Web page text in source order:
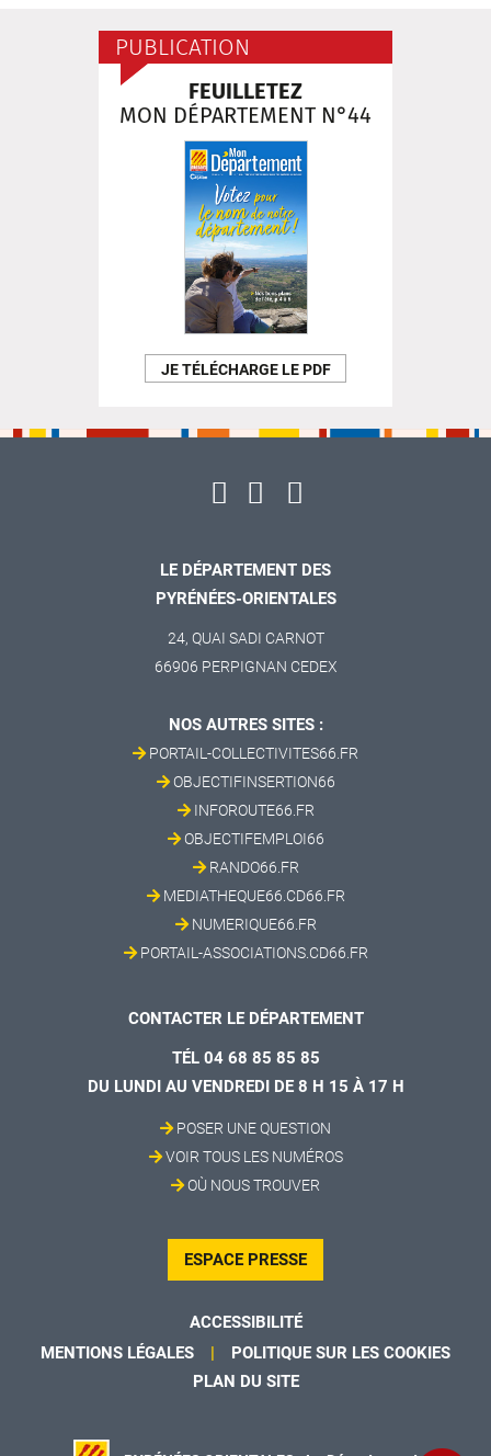
PUBLICATION
FEUILLETEZ
MON DÉPARTEMENT N°44
JE TÉLÉCHARGE LE PDF
LE DÉPARTEMENT DES
PYRÉNÉES-ORIENTALES
24, QUAI SADI CARNOT
66906 PERPIGNAN CEDEX
NOS AUTRES SITES :
PORTAIL-COLLECTIVITES66.FR
OBJECTIFINSERTION66
INFOROUTE66.FR
OBJECTIFEMPLOI66
RANDO66.FR
MEDIATHEQUE66.CD66.FR
NUMERIQUE66.FR
PORTAIL-ASSOCIATIONS.CD66.FR
CONTACTER LE DÉPARTEMENT
TÉL 04 68 85 85 85
DU LUNDI AU VENDREDI DE 8 H 15 À 17 H
POSER UNE QUESTION
VOIR TOUS LES NUMÉROS
OÙ NOUS TROUVER
ESPACE PRESSE
ACCESSIBILITÉ
MENTIONS LÉGALES
POLITIQUE SUR LES COOKIES
PLAN DU SITE